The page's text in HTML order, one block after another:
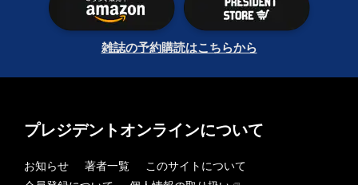
雑誌の予約購読はこちらから
プレジデントオンラインについて
お知らせ 著者一覧
このサイトについて